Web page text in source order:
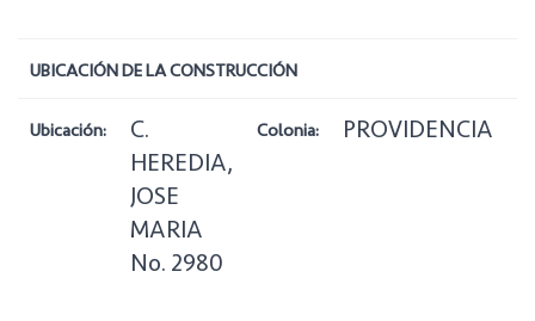
UBICACIÓN DE LA CONSTRUCCIÓN
Ubicación:
C.
HEREDIA,
JOSE
MARIA
No. 2980
Colonia: PROVIDENCIA